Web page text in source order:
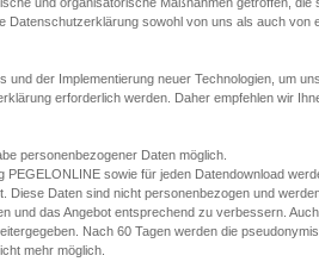
und organisatorische Maßnahmen getroffen, die
Datenschutzerklärung sowohl von uns als auch von
und der Implementierung neuer Technologien, um
erforderlich werden. Daher empfehlen wir
personenbezogener Daten möglich.
sowie für jeden Datendownload
Diese Daten sind nicht personenbezogen und
und das Angebot entsprechend zu verbessern.
Nach 60 Tagen werden die
mehr möglich.